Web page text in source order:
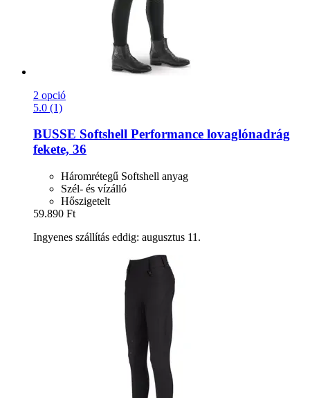
2 opció
5.0 (1)
BUSSE Softshell Performance lovaglónadrág
fekete, 36
Háromrétegű Softshell anyag
Szél- és vízálló
Hőszigetelt
59.890 Ft
Ingyenes szállítás eddig: augusztus 11.